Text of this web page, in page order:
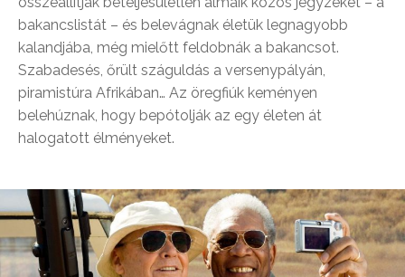
bakancslistát – és belevágnak életük legnagyobb
kalandjába, még mielőtt feldobnák a bakancsot.
Szabadesés, őrült száguldás a versenypályán,
piramistúra Afrikában… Az öregfiúk keményen
belehúznak, hogy bepótolják az egy életen át
halogatott élményeket.